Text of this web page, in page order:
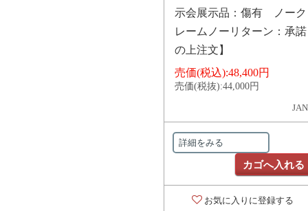
示会展示品：傷有 ノーク
レームノーリターン：承諾
の上注文】
売価(税込):48,400円
売価(税抜):44,000円
詳細をみる
カゴへ入れる
お気に入りに登録する